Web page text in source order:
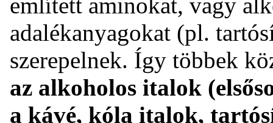
adalékanyagokat (pl.
szerepelnek. Így többek
az alkoholos italok
a kávé, kóla italok,